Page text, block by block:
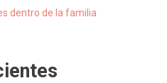
dentro de la familia